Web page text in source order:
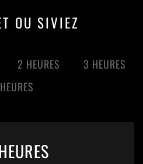
OU SIVIEZ
2 HEURES
3 HEURES